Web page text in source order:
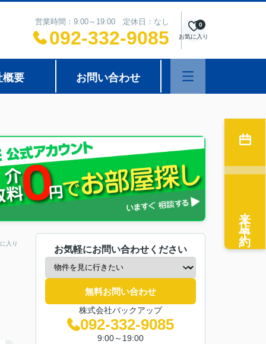
営業時間：9:00～19:00 定休日：なし
092-332-9085 お気に入り
0
概要 お問い合わせ
入り
お気軽にお問い合わせください
無料お問い合わせ
株式会社バックアップ
092-332-9085
9:00～19:00
来店予約